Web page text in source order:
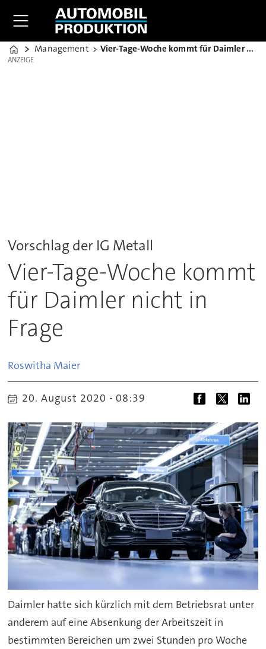
Home
Management Vier-Tage-Woche kommt für Daimler nicht in Frage
ANZEIGE
ANZEIGE
Vorschlag der IG Metall
Vier-Tage-Woche kommt
für Daimler nicht in
Frage
Roswitha Maier
20. August 2020 - 08:39
Daimler hatte sich kürzlich mit dem Betriebsrat unter
anderem auf eine Absenkung der Arbeitszeit in
bestimmten Bereichen um zwei Stunden pro Woche